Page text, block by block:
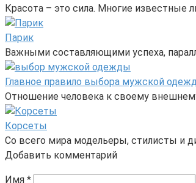
Красота – это сила. Многие известные
Парик
Важными составляющими успеха,
Главное правило выбора мужской
Отношение человека к своему
Корсеты
Со всего мира модельеры, стилисты и
Добавить комментарий
Имя *